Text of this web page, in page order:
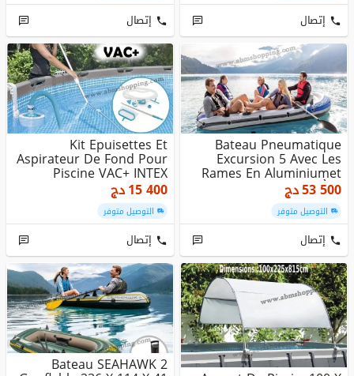
إتصال إتصال
Bateau Pneumatique
Excursion 5 Avec Les
Rames En Aluminiumet
Pompe À A...
53 500دج
التوصيل متوفر
إتصال
Kit Epuisettes Et
Aspirateur De Fond Pour
Piscine VAC+ INTEX
15 400دج
التوصيل متوفر
إتصال
Bateau SEAHAWK 2